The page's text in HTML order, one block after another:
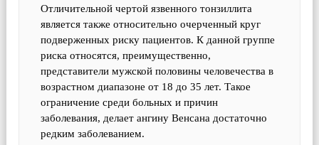
Отличительной чертой язвенного тонзиллита
является также относительно очерченный круг
подверженных риску пациентов. К данной группе
риска относятся, преимущественно,
представители мужской половины человечества в
возрастном диапазоне от 18 до 35 лет. Такое
ограничение среди больных и причин
заболевания, делает ангину Венсана достаточно
редким заболеванием.